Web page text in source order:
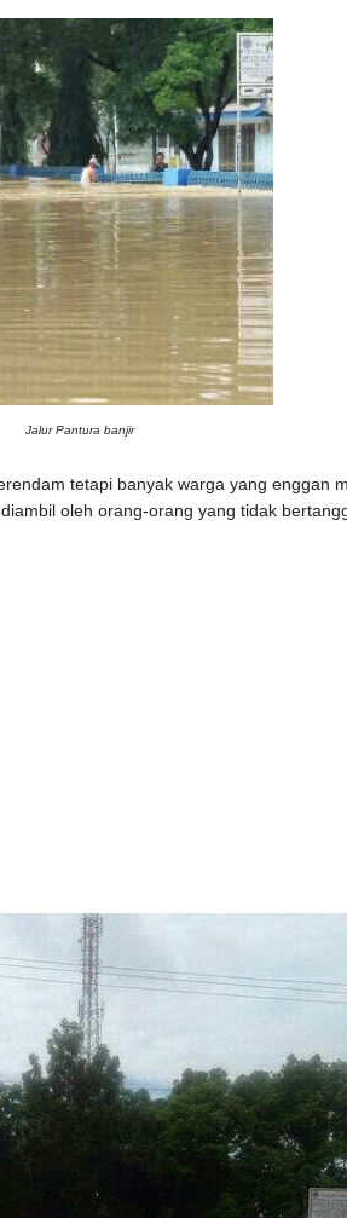
Jalur Pantura banjir
tetapi banyak warga yang enggan
oleh orang-orang yang tidak